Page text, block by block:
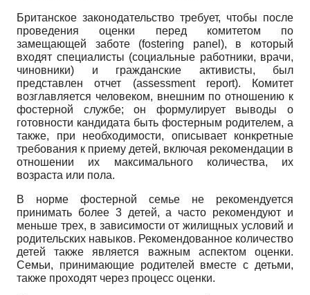
Британское законодательство требует, чтобы после
проведения оценки перед комитетом по
замещающей заботе (fostering panel), в который
входят специалисты (социальные работники, врачи,
чиновники) и гражданские активисты, был
представлен отчет (assessment report). Комитет
возглавляется человеком, внешним по отношению к
фостерной службе; он формулирует выводы о
готовности кандидата быть фостерным родителем, а
также, при необходимости, описывает конкретные
требования к приему детей, включая рекомендации в
отношении их максимального количества, их
возраста или пола.
В норме фостерной семье не рекомендуется
принимать более 3 детей, а часто рекомендуют и
меньше трех, в зависимости от жилищных условий и
родительских навыков. Рекомендованное количество
детей также является важным аспектом оценки.
Семьи, принимающие родителей вместе с детьми,
также проходят через процесс оценки.